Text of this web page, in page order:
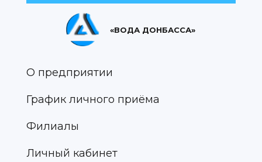
«ВОДА ДОНБАССА»
О предприятии
График личного приёма
Филиалы
Личный кабинет